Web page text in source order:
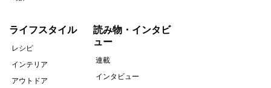
ライフスタイル
レシピ
インテリア
アウトドア
読み物・インタビ
ュー
連載
インタビュー